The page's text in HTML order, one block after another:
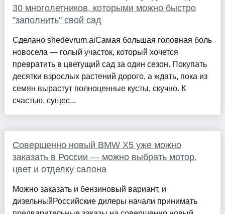
30 многолетников, которыми можно быстро
"заполнить" свой сад
Сделано shedevrum.aiСамая большая головная боль
новосела — голый участок, который хочется
превратить в цветущий сад за один сезон. Покупать
десятки взрослых растений дорого, а ждать, пока из
семян вырастут полноценные кусты, скучно. К
счастью, сущес...
Совершенно новый BMW X5 уже можно
заказать в России — можно выбрать мотор,
цвет и отделку салона
Можно заказать и бензиновый вариант, и
дизельныйРоссийские дилеры начали принимать